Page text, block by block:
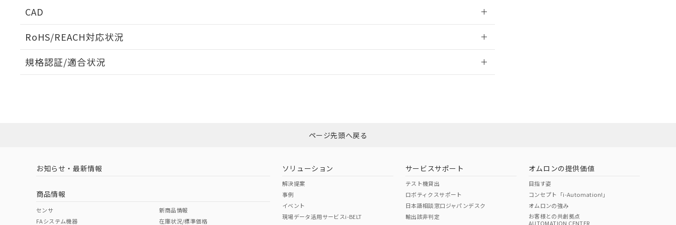
l: 0mm以上、φd: 12mm以上、D: 0mm以上、m: 8mm以上、n: 18mm以上
CAD
RoHS/REACH対応状況
EU RoHS 注意事項・凡例
ダウンロードはこちら
中国 RoHS 注意事項・凡例
中国 RoHS表
規格認証/適合状況
（イギリス
（ノルウェー
（日本
（アメリカ
ページ先頭へ戻る
お知らせ・最新情報
商品情報
センサ
FAシステム機器
新商品情報
在庫状況/標準価格
ソリューション
解決提案
事例
イベント
現場データ活用サービスi-BELT
サービスサポート
テスト機貸出
ロボティクスサポート
日本語相談窓口ジャパンデスク
輸出該非判定
オムロンの提供価値
目指す姿
コンセプト「i-Automation!」
オムロンの強み
お客様との共創拠点
AUTOMATION CENTER